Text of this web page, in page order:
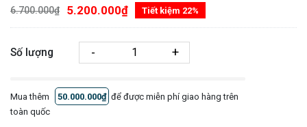
6.700.000₫ 5.200.000₫ Tiết kiệm 22%
Số lượng - +
Mua thêm 50.000.000₫ để được miễn phí giao hàng trên
toàn quốc